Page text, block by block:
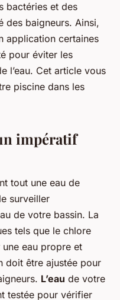
bactéries et des
des baigneurs. Ainsi,
application certaines
pour éviter les
l’eau. Cet article vous
piscine dans les
impératif
tout une eau de
surveiller
de votre bassin. La
tels que le chlore
eau propre et
doit être ajustée pour
L’eau de votre
testée pour vérifier